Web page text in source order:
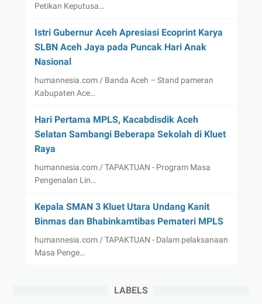
Petikan Keputusa…
Istri Gubernur Aceh Apresiasi Ecoprint Karya
SLBN Aceh Jaya pada Puncak Hari Anak
Nasional
humannesia.com / Banda Aceh – Stand pameran
Kabupaten Ace…
Hari Pertama MPLS, Kacabdisdik Aceh
Selatan Sambangi Beberapa Sekolah di Kluet
Raya
humannesia.com / TAPAKTUAN - Program Masa
Pengenalan Lin…
Kepala SMAN 3 Kluet Utara Undang Kanit
Binmas dan Bhabinkamtibas Pemateri MPLS
humannesia.com / TAPAKTUAN - Dalam pelaksanaan
Masa Penge…
LABELS